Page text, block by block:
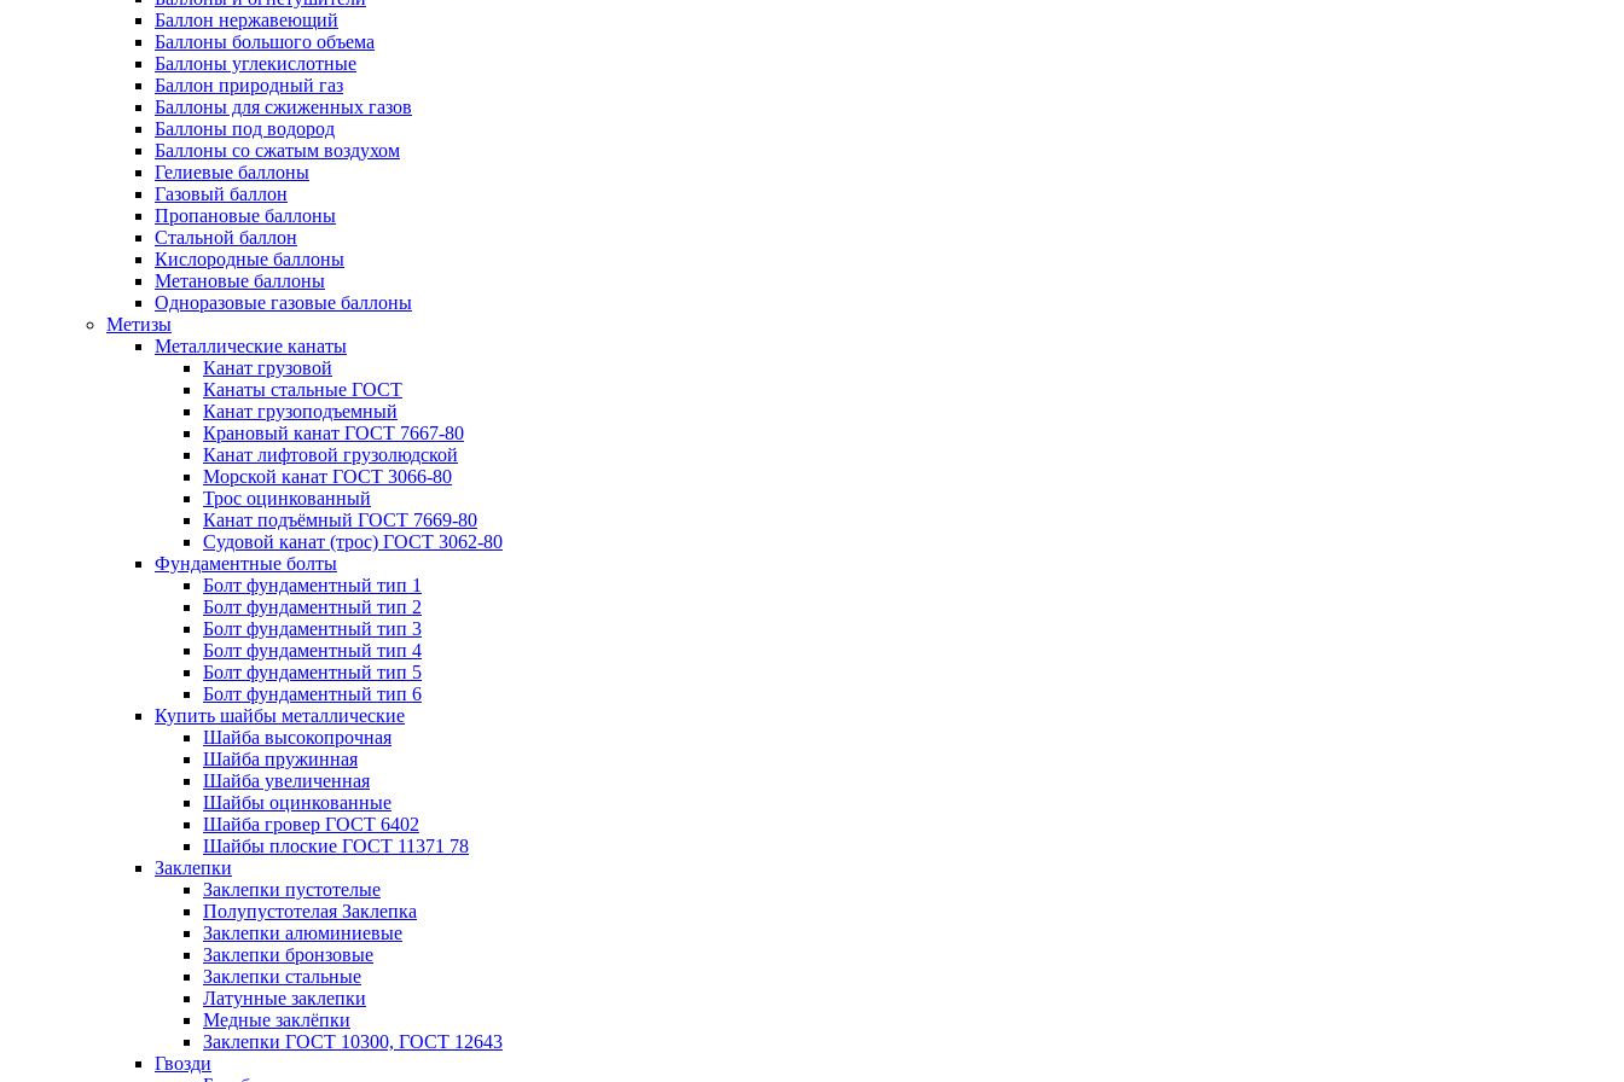
Баллон нержавеющий
Баллоны большого объема
Баллоны углекислотные
Баллон природный газ
Баллоны для сжиженных газов
Баллоны под водород
Баллоны со сжатым воздухом
Гелиевые баллоны
Газовый баллон
Пропановые баллоны
Стальной баллон
Кислородные баллоны
Метановые баллоны
Одноразовые газовые баллоны
Метизы
Металлические канаты
Канат грузовой
Канаты стальные ГОСТ
Канат грузоподъемный
Крановый канат ГОСТ 7667-80
Канат лифтовой грузолюдской
Морской канат ГОСТ 3066-80
Трос оцинкованный
Канат подъёмный ГОСТ 7669-80
Судовой канат (трос) ГОСТ 3062-80
Фундаментные болты
Болт фундаментный тип 1
Болт фундаментный тип 2
Болт фундаментный тип 3
Болт фундаментный тип 4
Болт фундаментный тип 5
Болт фундаментный тип 6
Купить шайбы металлические
Шайба высокопрочная
Шайба пружинная
Шайба увеличенная
Шайбы оцинкованные
Шайба гровер ГОСТ 6402
Шайбы плоские ГОСТ 11371 78
Заклепки
Заклепки пустотелые
Полупустотелая Заклепка
Заклепки алюминиевые
Заклепки бронзовые
Заклепки стальные
Латунные заклепки
Медные заклёпки
Заклепки ГОСТ 10300, ГОСТ 12643
Гвозди